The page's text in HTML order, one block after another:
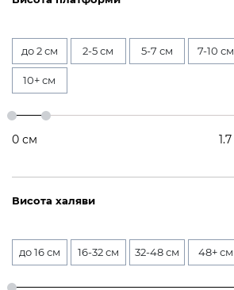
до 2 см 2-5 см 5-7 см 7-10 см
10+ см
0 см 1.7
Висота халяви
до 16 см 16-32 см 32-48 см 48+ см